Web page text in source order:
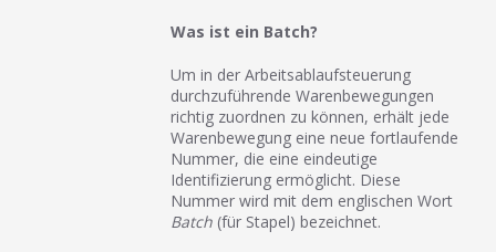
Was ist ein Batch?
Um in der Arbeitsablaufsteuerung
durchzuführende Warenbewegungen
richtig zuordnen zu können, erhält jede
Warenbewegung eine neue fortlaufende
Nummer, die eine eindeutige
Identifizierung ermöglicht. Diese
Nummer wird mit dem englischen Wort
Batch (für Stapel) bezeichnet.